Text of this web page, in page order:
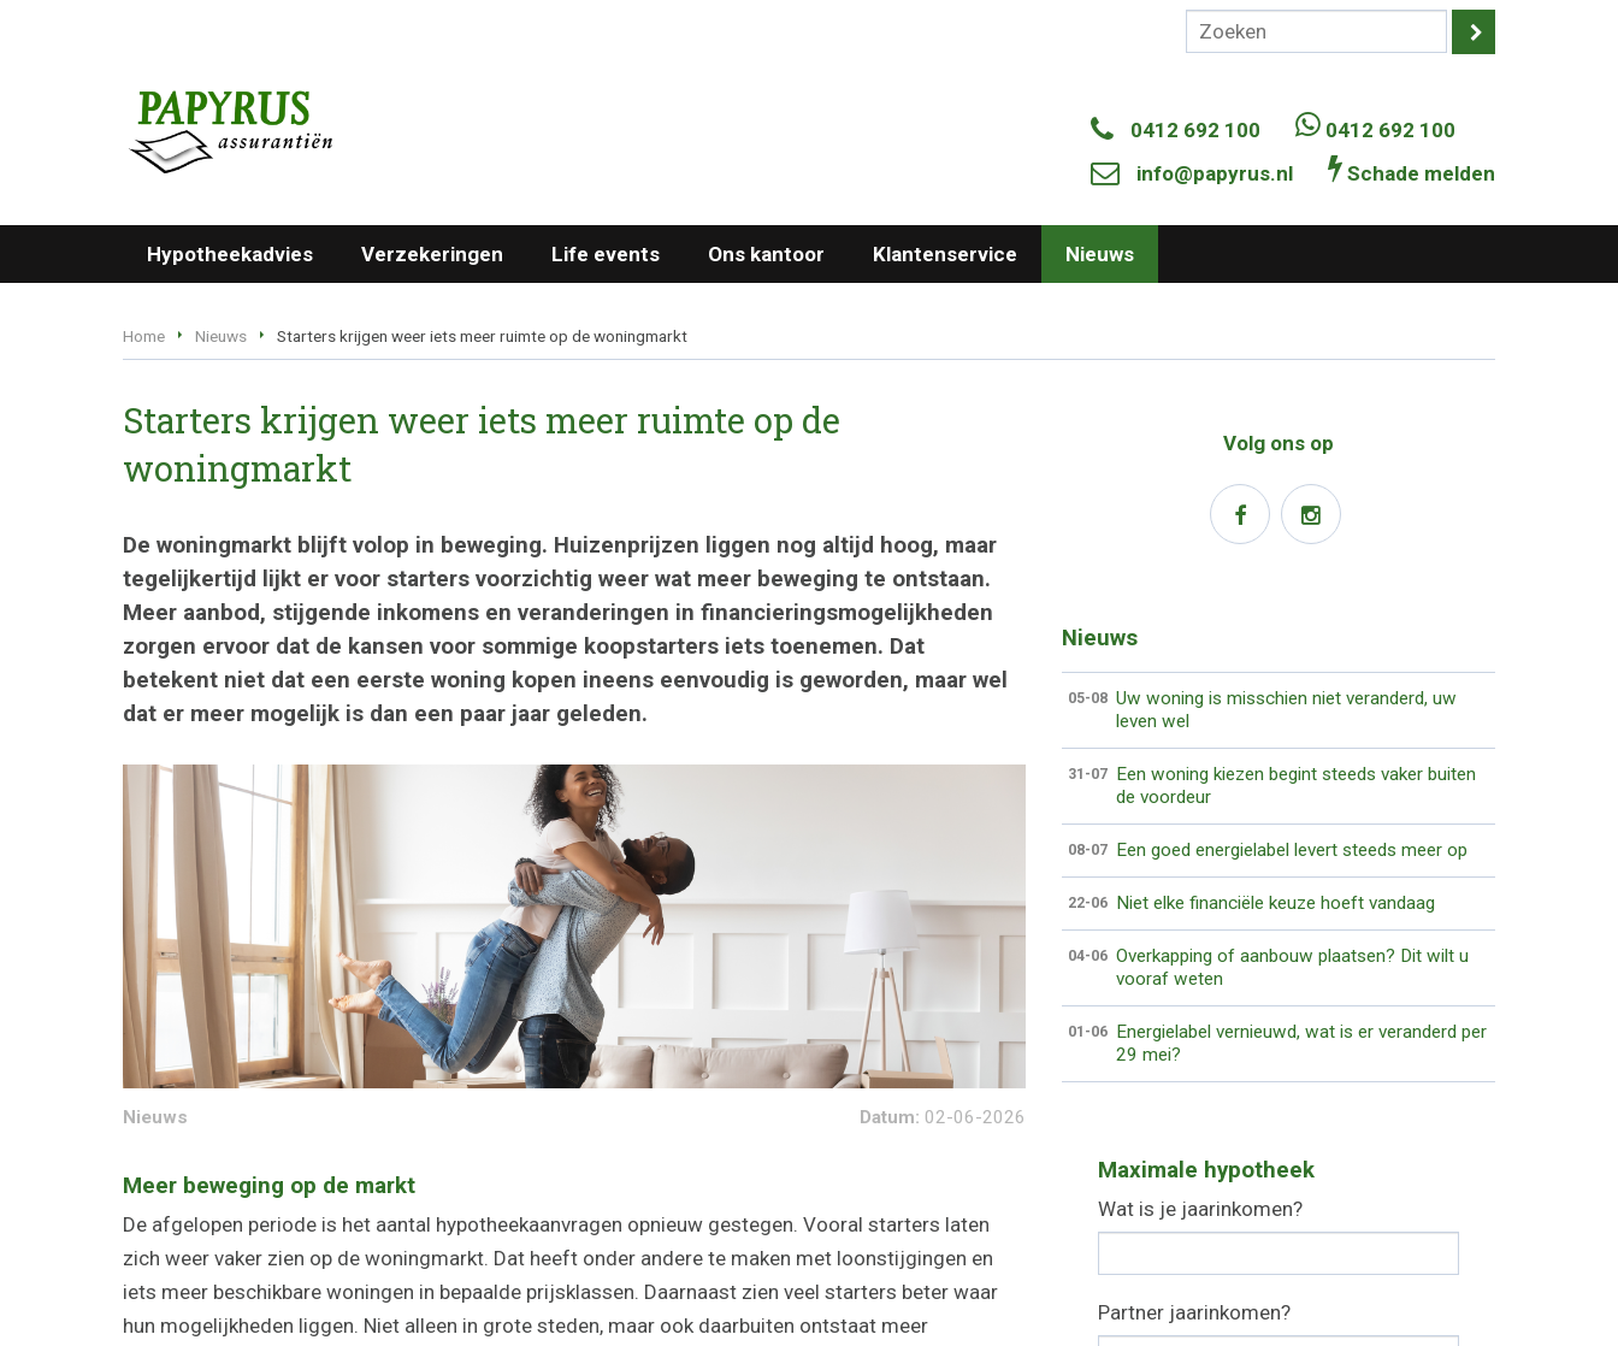
0412 692 100
0412 692 100
info@papyrus.nl
Schade melden
Hypotheekadvies Verzekeringen Life events Ons kantoor Klantenservice Nieuws
Home Nieuws Starters krijgen weer iets meer ruimte op de woningmarkt
Starters krijgen weer iets meer ruimte op de
woningmarkt
De woningmarkt blijft volop in beweging. Huizenprijzen liggen nog altijd hoog, maar
tegelijkertijd lijkt er voor starters voorzichtig weer wat meer beweging te ontstaan.
Meer aanbod, stijgende inkomens en veranderingen in financieringsmogelijkheden
zorgen ervoor dat de kansen voor sommige koopstarters iets toenemen. Dat
betekent niet dat een eerste woning kopen ineens eenvoudig is geworden, maar wel
dat er meer mogelijk is dan een paar jaar geleden.
Nieuws Datum: 02-06-2026
Meer beweging op de markt
De afgelopen periode is het aantal hypotheekaanvragen opnieuw gestegen. Vooral starters laten
zich weer vaker zien op de woningmarkt. Dat heeft onder andere te maken met loonstijgingen en
iets meer beschikbare woningen in bepaalde prijsklassen. Daarnaast zien veel starters beter waar
hun mogelijkheden liggen. Niet alleen in grote steden, maar ook daarbuiten ontstaat meer
Volg ons op
Nieuws
05-08 Uw woning is misschien niet veranderd, uw
leven wel
31-07 Een woning kiezen begint steeds vaker buiten
de voordeur
08-07 Een goed energielabel levert steeds meer op
22-06 Niet elke financiële keuze hoeft vandaag
04-06 Overkapping of aanbouw plaatsen? Dit wilt u
vooraf weten
01-06 Energielabel vernieuwd, wat is er veranderd per
29 mei?
Maximale hypotheek
Wat is je jaarinkomen?
Partner jaarinkomen?